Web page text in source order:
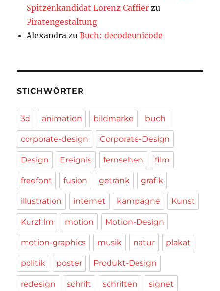
Spitzenkandidat Lorenz Caffier zu
Piratengestaltung
Alexandra zuBuch: decodeunicode
STICHWÖRTER
3d animation bildmarke buch
corporate-design Corporate-Design
Design Ereignis fernsehen film
freefont fusion getränk grafik
illustration internet kampagne Kunst
Kurzfilm motion Motion-Design
motion-graphics musik natur plakat
politik poster Produkt-Design
redesign schrift schriften signet